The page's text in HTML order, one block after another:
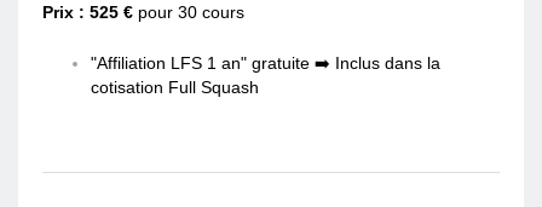
Prix : 525 € pour 30 cours
"Affiliation LFS 1 an" gratuite ➡️ Inclus dans la
cotisation Full Squash